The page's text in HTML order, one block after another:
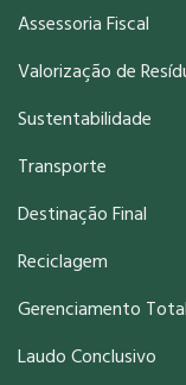
Assessoria Fiscal
Valorização de
Sustentabilidade
Transporte
Destinação Final
Reciclagem
Gerenciamento
Laudo Conclusivo